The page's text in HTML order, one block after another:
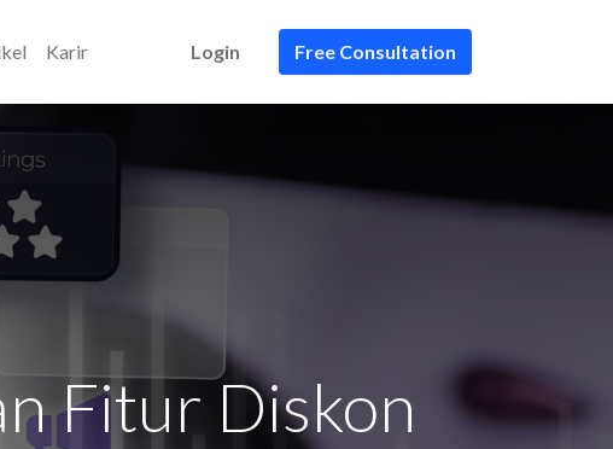
Karir Login Free Consultation
Fitur Diskon